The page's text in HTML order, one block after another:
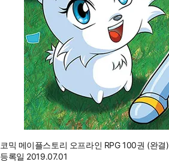
코믹 메이플스토리 오프라인 RPG 100권 (완결)
등록일 2019.07.01